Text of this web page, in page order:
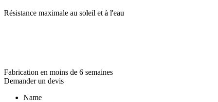
Résistance maximale au soleil et à l'eau
Fabrication en moins de 6 semaines
Demander un devis
Name